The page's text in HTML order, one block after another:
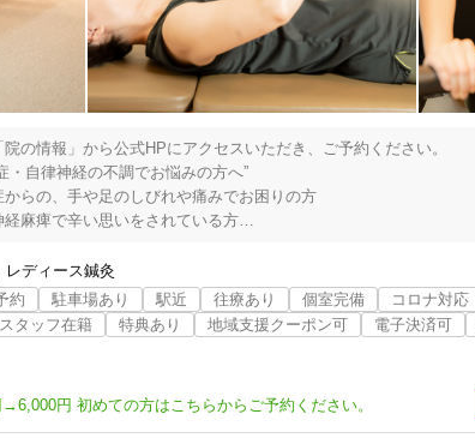
美容鍼 スポー
の情報」から公式HPにアクセスいただき、ご予約ください。
・自律神経の不調でお悩みの方へ”
からの、手や足のしびれや痛みでお困りの方
麻痺で辛い思いをされている方
神経の乱れから体調不良の方
みを治し・身体を変える」
、検査をさせていただき、施術の内容説明をしっかりさせてい
のご予定を確認の上、お越し下さい。
せん。私たちが精一杯、お手伝いをさせていただきますが、ご
身体の柔軟性・筋力・バランスを整えることを行っております。
ることが私たちの願いです。
レディース鍼灸
約 駐車場あり 駅近 往療あり 個室完備 コロナ対応
タッフ在籍 特典あり 地域支援クーポン可 電子決済可
円 初めての方はこちらからご予約ください。